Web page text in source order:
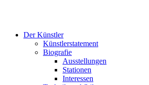
Der Künstler
Künstlerstatement
Biografie
Ausstellungen
Stationen
Interessen